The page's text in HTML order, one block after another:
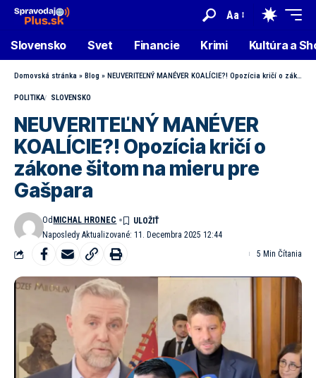
Aa
Slovensko Svet Financie Krimi Kultúra a
Domovská stránka » Blog » NEUVERITEĽNÝ MANÉVER KOALÍCIE?! Opozícia kričí o zákone šitom na mieru pre Gašpara
POLITIKA SLOVENSKO
NEUVERITEĽNÝ MANÉVER
KOALÍCIE?! Opozícia kričí o
zákone šitom na mieru pre
Gašpara
Naposledy Aktualizované: 11. Decembra 2025 12:44
Od MICHAL HRONEC
5 Min Čítania